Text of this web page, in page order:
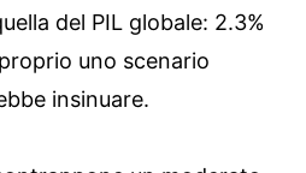
del PIL globale: 2.3%
uno scenario
insinuare.